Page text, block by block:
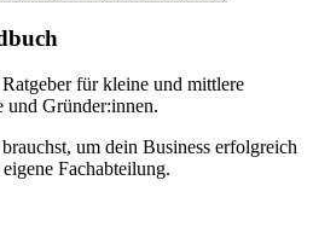
für kleine und mittlere
und Gründer:innen.
um dein Business erfolgreich
Fachabteilung.